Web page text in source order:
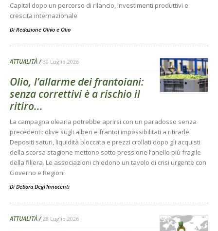
Capital dopo un percorso di rilancio, investimenti produttivi e
crescita internazionale
Di Redazione Olivo e Olio
ATTUALITÀ 30 Luglio 2026
Olio, l’allarme dei frantoiani:
senza correttivi è a rischio il
ritiro...
La campagna olearia potrebbe aprirsi con un paradosso senza
precedenti: olive sugli alberi e frantoi impossibilitati a ritirarle.
Depositi saturi, liquidità bloccata e prezzi crollati dopo gli acquisti
della scorsa stagione mettono sotto pressione l’anello più fragile
della filiera. Le associazioni chiedono un tavolo di crisi urgente con
Governo e Regioni
Di Debora Degl’Innocenti
ATTUALITÀ 28 Luglio 2026